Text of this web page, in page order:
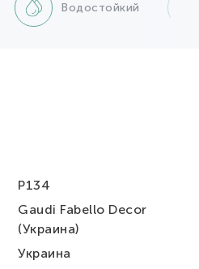
Водостойкий
P134
Gaudi Fabello Decor
(Украина)
Украина